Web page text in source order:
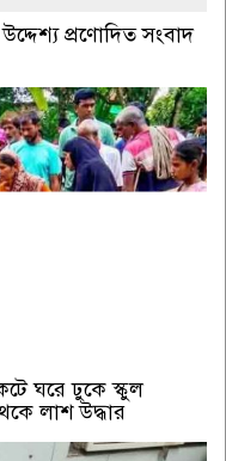
প্রণোদিত সংবাদ
ঘরে ঢুকে স্কুল
লাশ উদ্ধার